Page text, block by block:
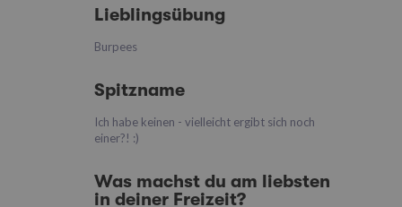
Lieblingsübung
Burpees
Spitzname
Ich habe keinen - vielleicht ergibt sich noch
einer?! :)
Was machst du am liebsten
in deiner Freizeit?